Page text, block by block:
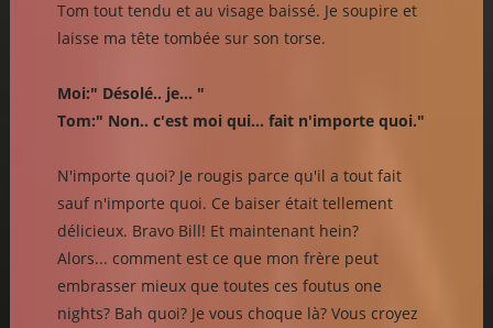
Tom tout tendu et au visage baissé. Je soupire et
laisse ma tête tombée sur son torse.
Moi:" Désolé.. je... "
Tom:" Non.. c'est moi qui... fait n'importe quoi."
N'importe quoi? Je rougis parce qu'il a tout fait
sauf n'importe quoi. Ce baiser était tellement
délicieux. Bravo Bill! Et maintenant hein?
Alors... comment est ce que mon frère peut
embrasser mieux que toutes ces foutus one
nights? Bah quoi? Je vous choque là? Vous croyez